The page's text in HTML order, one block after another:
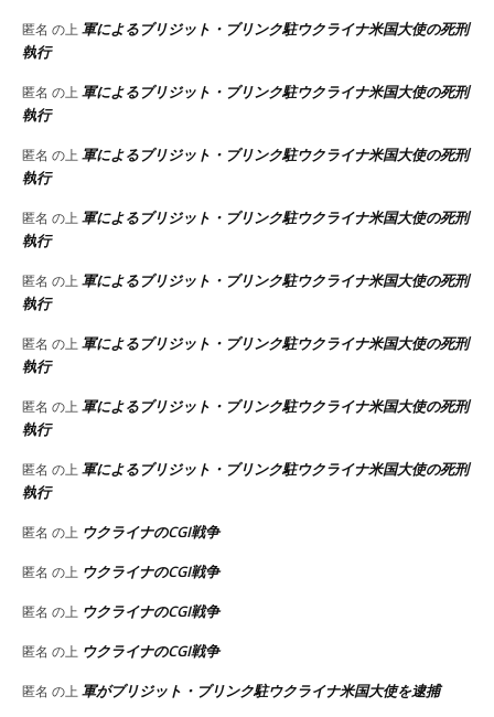
匿名 の上 軍によるブリジット・ブリンク駐ウクライナ米国大使の死刑
執行
匿名 の上 軍によるブリジット・ブリンク駐ウクライナ米国大使の死刑
執行
匿名 の上 軍によるブリジット・ブリンク駐ウクライナ米国大使の死刑
執行
匿名 の上 軍によるブリジット・ブリンク駐ウクライナ米国大使の死刑
執行
匿名 の上 軍によるブリジット・ブリンク駐ウクライナ米国大使の死刑
執行
匿名 の上 軍によるブリジット・ブリンク駐ウクライナ米国大使の死刑
執行
匿名 の上 軍によるブリジット・ブリンク駐ウクライナ米国大使の死刑
執行
匿名 の上 軍によるブリジット・ブリンク駐ウクライナ米国大使の死刑
執行
匿名 の上 ウクライナのCGI戦争
匿名 の上 ウクライナのCGI戦争
匿名 の上 ウクライナのCGI戦争
匿名 の上 ウクライナのCGI戦争
匿名 の上 軍がブリジット・ブリンク駐ウクライナ米国大使を逮捕